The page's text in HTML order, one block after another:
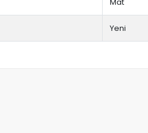
Yeni